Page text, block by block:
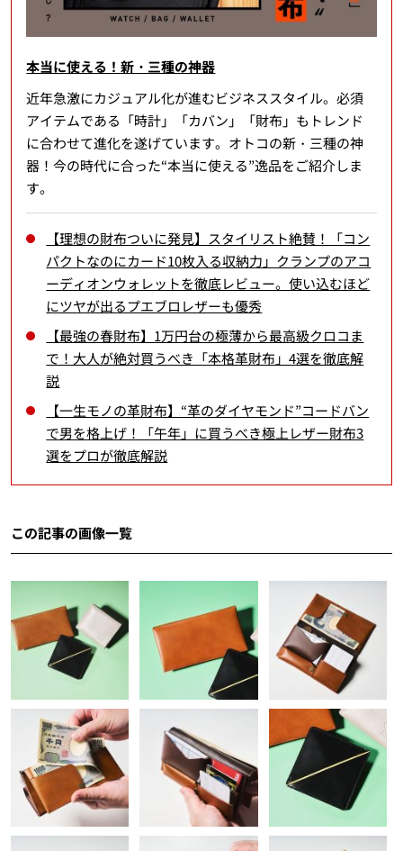
本当に使える！新・三種の神器
近年急激にカジュアル化が進むビジネススタイル。必須
アイテムである「時計」「カバン」「財布」もトレンド
に合わせて進化を遂げています。オトコの新・三種の神
器！今の時代に合った“本当に使える”逸品をご紹介しま
す。
【理想の財布ついに発見】スタイリスト絶賛！「コン
パクトなのにカード10枚入る収納力」クランプのアコ
ーディオンウォレットを徹底レビュー。使い込むほど
にツヤが出るプエブロレザーも優秀
【最強の春財布】1万円台の極薄から最高級クロコま
で！大人が絶対買うべき「本格革財布」4選を徹底解
説
【一生モノの革財布】“革のダイヤモンド”コードバン
で男を格上げ！「午年」に買うべき極上レザー財布3
選をプロが徹底解説
この記事の画像一覧